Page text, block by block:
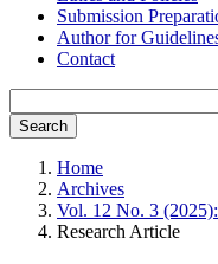
Submission
Author for
Contact
Search
Home
Archives
Vol. 12 No. 3
Research Article